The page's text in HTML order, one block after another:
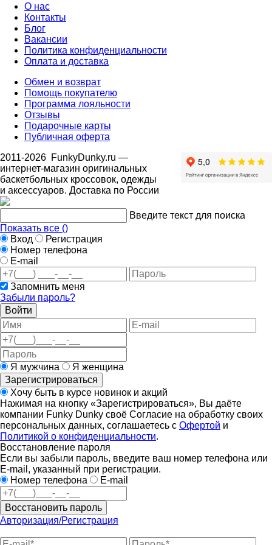
О нас
Контакты
Блог
Вакансии
Политика конфиденциальности
Оплата и доставка
Обмен и возврат
Помощь покупателю
Программа лояльности
Отзывы
Подарочные карты
Публичная оферта
2011-2026 FunkyDunky.ru —
интернет-магазин оригинальных
баскетбольных кроссовок, одежды
и аксессуаров. Доставка по России
Введите текст для поиска
Показать все ()
Вход
Регистрация
Номер телефона
E-mail
Запомнить меня
Забыли пароль?
Войти
Я мужчина
Я женщина
Зарегистрироваться
Хочу быть в курсе новинок и акций
Нажимая на кнопку «Зарегистрироваться», Вы даёте
компании Funky Dunky своё Согласие на обработку своих
персональных данных, соглашаетесь с Офертой и
Политикой о конфиденциальности.
Восстановление пароля
Если вы забыли пароль, введите ваш номер телефона или
E-mail, указанный при регистрации.
Номер телефона
E-mail
Восстановить пароль
Авторизация/Регистрация